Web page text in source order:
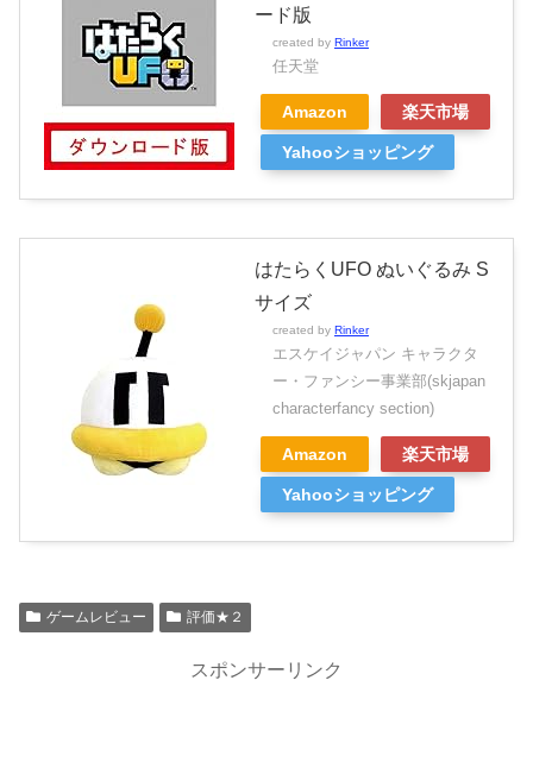
ード版
created by Rinker
任天堂
Amazon 楽天市場
Yahooショッピング
はたらくUFO ぬいぐるみ S
サイズ
created by Rinker
エスケイジャパン キャラクタ
ー・ファンシー事業部(skjapan
characterfancy section)
Amazon 楽天市場
Yahooショッピング
ゲームレビュー 評価★２
スポンサーリンク